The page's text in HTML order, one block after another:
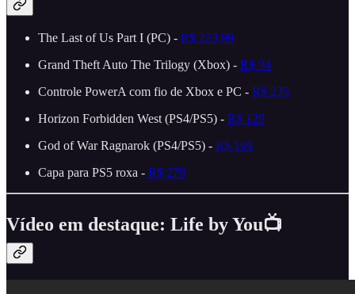
The Last of Us Part I (PC) - R$ 223,99
Grand Theft Auto The Trilogy (Xbox) - R$ 94
Controle PowerA com fio de Xbox e PC - R$ 235
Horizon Forbidden West (PS4/PS5) - R$ 129
God of War Ragnarok (PS4/PS5) - R$ 199
Capa para PS5 roxa - R$ 279
Vídeo em destaque: Life by You📺